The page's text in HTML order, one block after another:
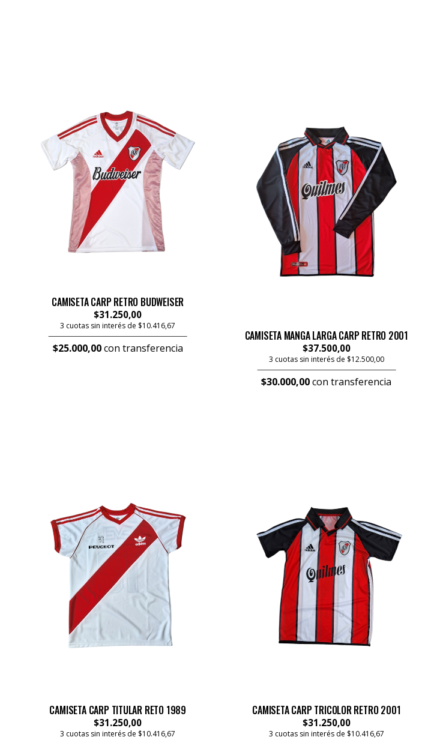
CAMISETA CARP RETRO BUDWEISER
$31.250,00
3 cuotas sin interés de $10.416,67
$25.000,00con transferencia
CAMISETA MANGA LARGA CARP RETRO 2001
$37.500,00
3 cuotas sin interés de $12.500,00
$30.000,00con transferencia
CAMISETA CARP TITULAR RETO 1989
$31.250,00
3 cuotas sin interés de $10.416,67
CAMISETA CARP TRICOLOR RETRO 2001
$31.250,00
3 cuotas sin interés de $10.416,67